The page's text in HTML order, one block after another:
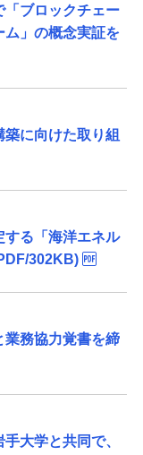
「ブロックチェー
ム」の概念実証を
に向けた取り組
する「海洋エネル
302KB)
業務協力覚書を締
大学と共同で、